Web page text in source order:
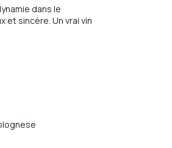
dans le
et sincère. Un vrai vin